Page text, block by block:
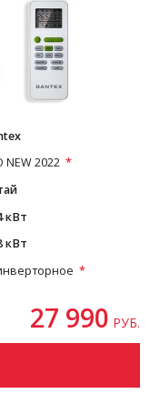
NEW 2022
кВт
кВт
27 990 РУБ.